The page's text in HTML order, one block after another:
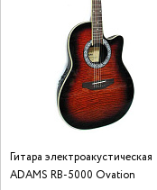
Гитара электроакустическая
ADAMS RB-5000 Ovation